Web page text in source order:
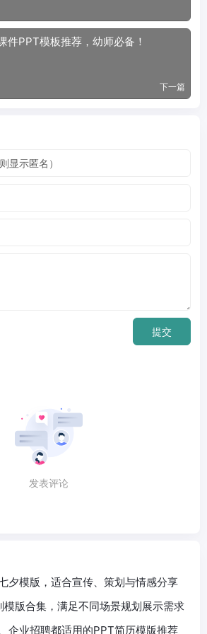
件PPT模板推荐，幼师必备！
下一篇
提交
发表评论
夕模版，适合宣传、策划与情感分享
模版合集，满足不同场景规划展示需求
企业招聘都适用的PPT简历模版推荐